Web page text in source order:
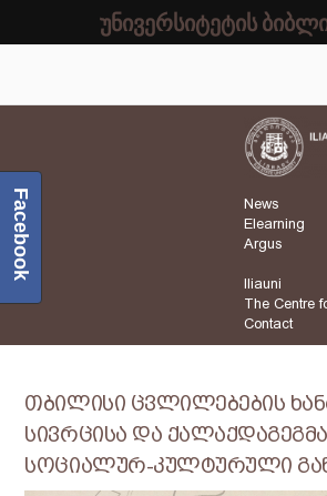
News
Elearning
Argus
Iliauni
The Centre
Contact
თბილისი ცვლილებების
სივრცისა და
სოციალურ-კულტურული
Facebook
უნივერსიტეტის